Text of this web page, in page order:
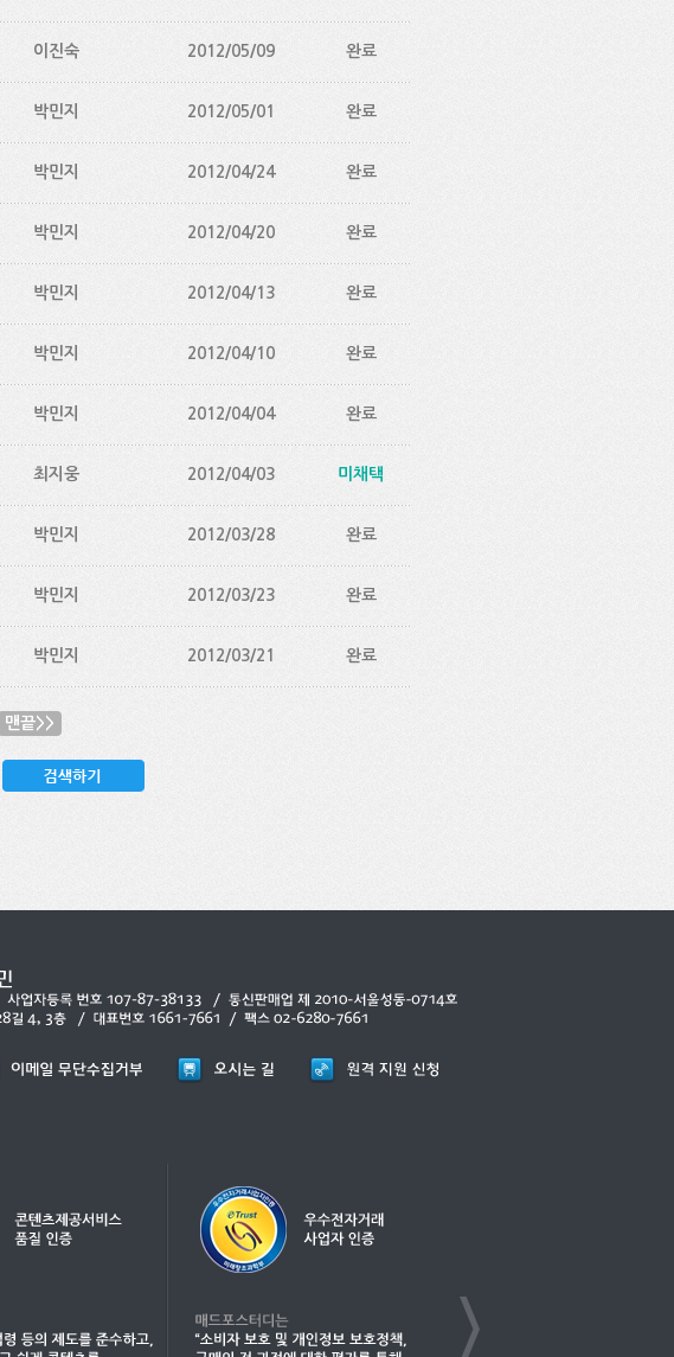
이진숙 2012/05/09 완료
박민지 2012/05/01 완료
박민지 2012/04/24 완료
박민지 2012/04/20 완료
박민지 2012/04/13 완료
박민지 2012/04/10 완료
박민지 2012/04/04 완료
최지웅 2012/04/03 미채택
박민지 2012/03/28 완료
박민지 2012/03/23 완료
박민지 2012/03/21 완료
맨끝>>